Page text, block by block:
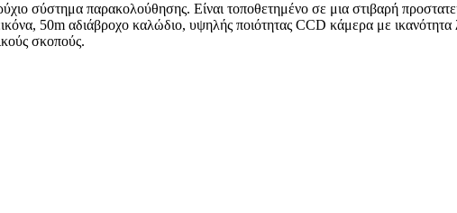
σύστημα παρακολούθησης. Είναι τοποθετημένο σε μια στιβαρή
50m αδιάβροχο καλώδιο, υψηλής ποιότητας CCD κάμερα με
σκοπούς.